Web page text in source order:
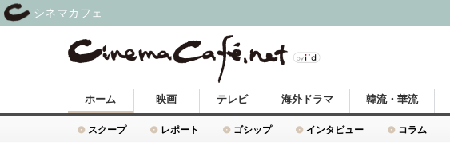
ホーム
スクープ レポート ゴシップ インタビュー コラム
映画 テレビ 海外ドラマ 韓流・華流
シネマカフェ